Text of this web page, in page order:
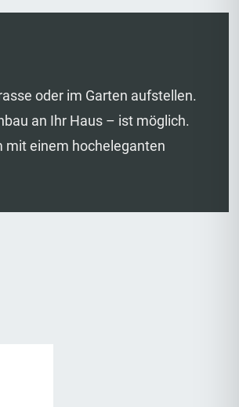
oder im Garten aufstellen.
an Ihr Haus – ist möglich.
mit einem hocheleganten